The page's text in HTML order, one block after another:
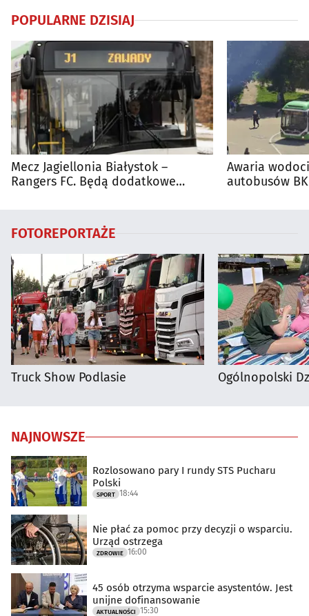
POPULARNE DZISIAJ
Mecz Jagiellonia Białystok –
Rangers FC. Będą dodatkowe
Awaria
autobusów
FOTOREPORTAŻE
Truck Show Podlasie Ogólnopolski
NAJNOWSZE
Rozlosowano pary I rundy STS Pucharu
Polski
SPORT 18:44
Nie płać za pomoc przy decyzji o wsparciu.
Urząd ostrzega
ZDROWIE 16:00
45 osób otrzyma wsparcie asystentów. Jest
unijne dofinansowanie
AKTUALNOŚCI 15:30